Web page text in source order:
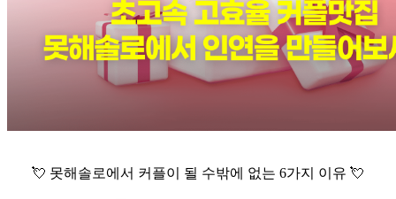
💘 못해솔로에서 커플이 될 수밖에 없는 6가지 이유 💘